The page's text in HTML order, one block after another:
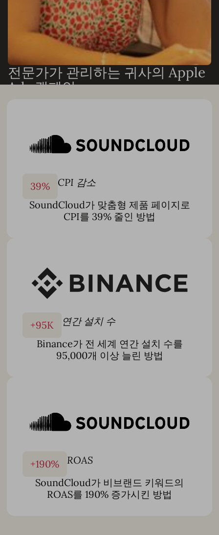
전문가가 관리하는 귀사의 Apple
Ads 캠페인
Apple Ads 캠페인 전체 관리
커스텀 자동화 설정 및 Smart Bidding 모니터링
월간 리포팅 및 성과 분석
전략에 집중하고 나머지는 저희가 처리할 수 있습니다.
39%
CPI 감소
SoundCloud가 맞춤형 제품 페이지로
CPI를 39% 줄인 방법
+95K
연간 설치 수
Binance가 전 세계 연간 설치 수를
95,000개 이상 늘린 방법
+190%
ROAS
SoundCloud가 비브랜드 키워드의
ROAS를 190% 증가시킨 방법